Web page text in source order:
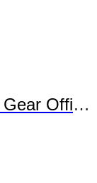
TVC